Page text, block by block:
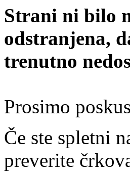
Strani ni bilo
odstranjena,
trenutno
Prosimo
Če ste spletni
preverite